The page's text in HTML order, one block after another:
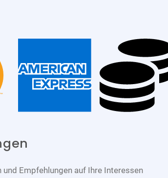
Empfehlungen auf Ihre Interessen